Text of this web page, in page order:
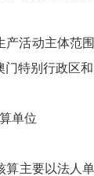
动主体范围
门特别行政区
单位
要以法人单